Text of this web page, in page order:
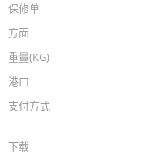
保修单
方面
重量(KG)
港口
支付方式
下载